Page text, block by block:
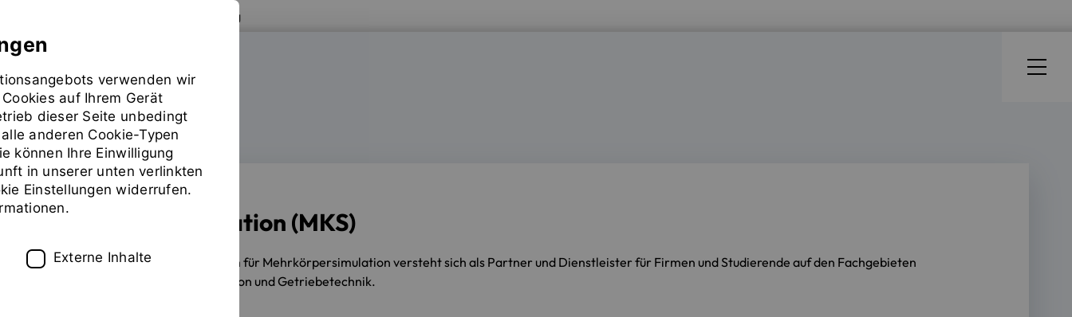
Zur Website der OTH Regensburg
FAKULTÄT MASCHINENBAU
Sie
befinden
sich
auf
der
"Mehrkörpersimulation"
Labore
Mehrkörpersimulation (MKS)
Das Labor und Kompetenzzentrum für Mehrkörpersimulation versteht sich als Partner und Dienstleister für Firmen und Studierende auf den Fachgebieten
Mehrkörperdynamik, Fahrsimulation und Getriebetechnik.
verwenden wir
auf Ihrem Gerät
dieser Seite unbedingt
anderen Cookie-Typen
können Ihre Einwilligung
in unserer unten verlinkten
Einstellungen widerrufen.
Externe Inhalte